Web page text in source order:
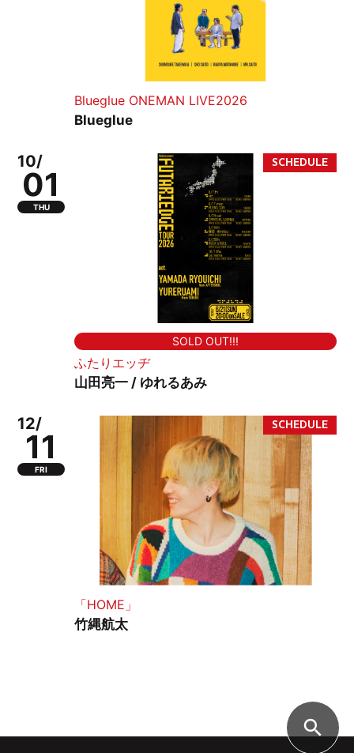
Blueglue ONEMAN LIVE2026
Blueglue
10/
01
THU
SOLD OUT!!!
ふたりエッヂ
山田亮一 / ゆれるあみ
12/
11
FRI
「HOME」
竹縄航太
search